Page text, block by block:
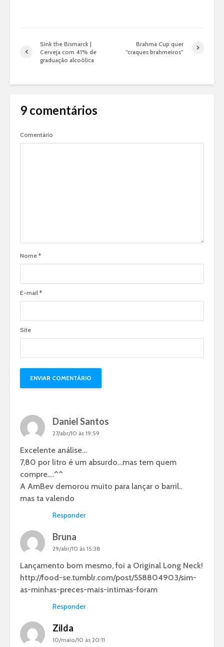
Sink the Bismarck |
Cerveja com 41% de
graduação alcoólica
Brahma Cup quer
“craques brahmeiros”
9 comentários
Comentário
Nome *
E-mail *
Site
Daniel Santos
27/abr/10 às 19:59
Excelente análise…
7,80 por litro é um absurdo…mas tem quem
compre….^^
A AmBev demorou muito para lançar o barril..
mas ta valendo
Responder
Bruna
29/abr/10 às 15:38
Lançamento bom mesmo, foi a Original Long Neck!
http://food-se.tumblr.com/post/558804903/sim-
as-minhas-preces-mais-intimas-foram
Responder
Zilda
10/maio/10 às 20:11